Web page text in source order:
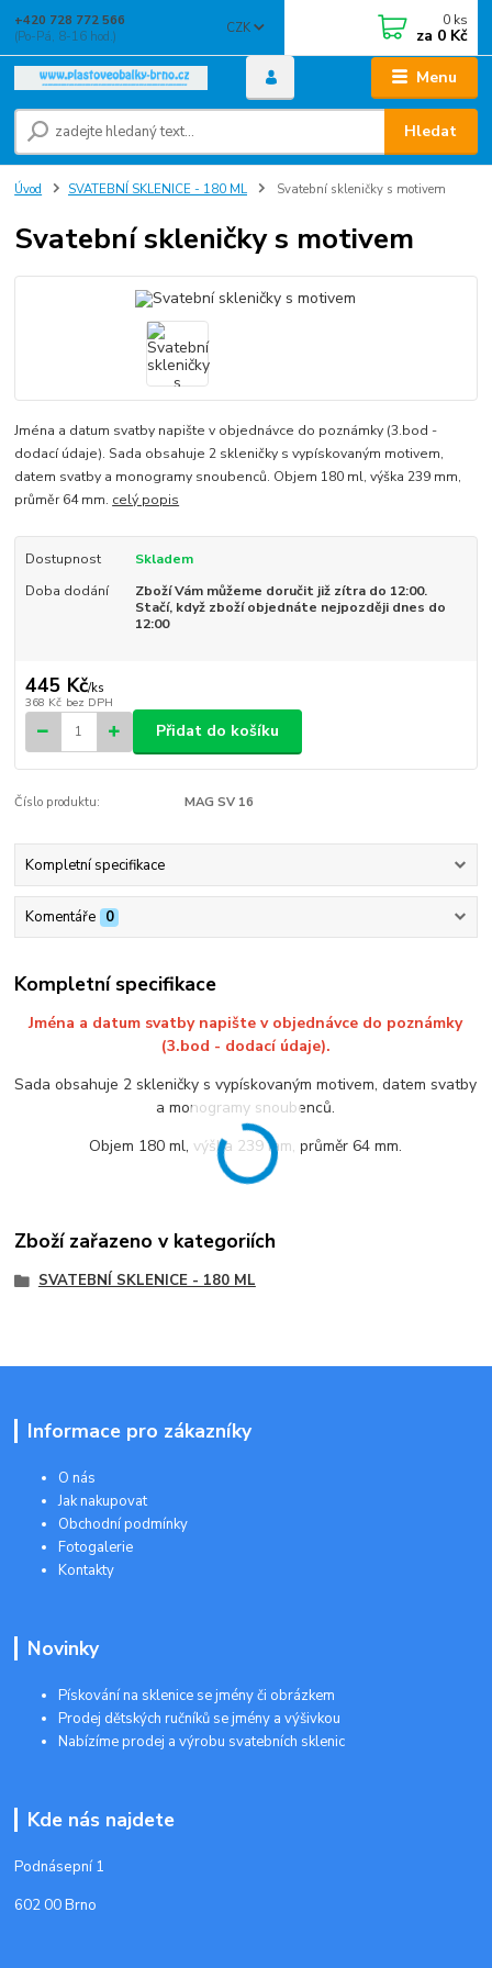
Menu
CZK
Hledat
+420 728 772 566
(Po-Pá, 8-16 hod.)
0 ks
za 0 Kč
Úvod SVATEBNÍ SKLENICE - 180 ML Svatební skleničky s motivem
Svatební skleničky s motivem
Jména a datum svatby napište v objednávce do poznámky (3.bod -
dodací údaje). Sada obsahuje 2 skleničky s vypískovaným motivem,
datem svatby a monogramy snoubenců. Objem 180 ml, výška 239 mm,
průměr 64 mm. celý popis
Dostupnost
Skladem
Doba dodání
Zboží Vám můžeme doručit již zítra do 12:00.
Stačí, když zboží objednáte nejpozději dnes do
12:00
445 Kč/ks
368 Kč bez DPH
Přidat do košíku
Číslo produktu: MAG SV 16
Kompletní specifikace
Komentáře 0
Kompletní specifikace
Jména a datum svatby napište v objednávce do poznámky
(3.bod - dodací údaje).
Sada obsahuje 2 skleničky s vypískovaným motivem, datem svatby
a monogramy snoubenců.
Objem 180 ml, výška 239 mm, průměr 64 mm.
Zboží zařazeno v kategoriích
SVATEBNÍ SKLENICE - 180 ML
Informace pro zákazníky
O nás
Jak nakupovat
Obchodní podmínky
Fotogalerie
Kontakty
Novinky
Pískování na sklenice se jmény či obrázkem
Prodej dětských ručníků se jmény a výšivkou
Nabízíme prodej a výrobu svatebních sklenic
Kde nás najdete
Podnásepní 1
602 00 Brno